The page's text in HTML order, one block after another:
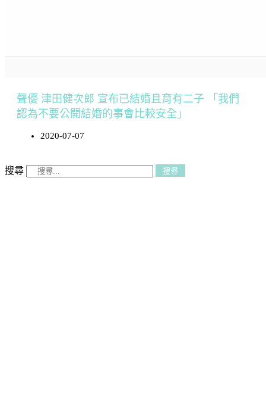
聲優 津田健次郎 宣布已結婚且育有二子 「我們
認為不要公開結婚的事會比較安全」
2020-07-07
搜尋 搜尋